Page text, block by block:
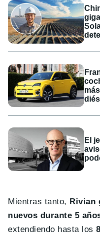
El
Mientras tanto, Rivian
nuevos durante 5
extendiendo hasta los